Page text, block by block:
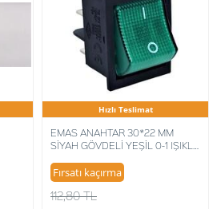
Hızlı Teslimat
EMAS ANAHTAR 30*22 MM
SİYAH GÖVDELİ YEŞİL 0-1 IŞIKLI
Fırsatı kaçırma
112,80 TL